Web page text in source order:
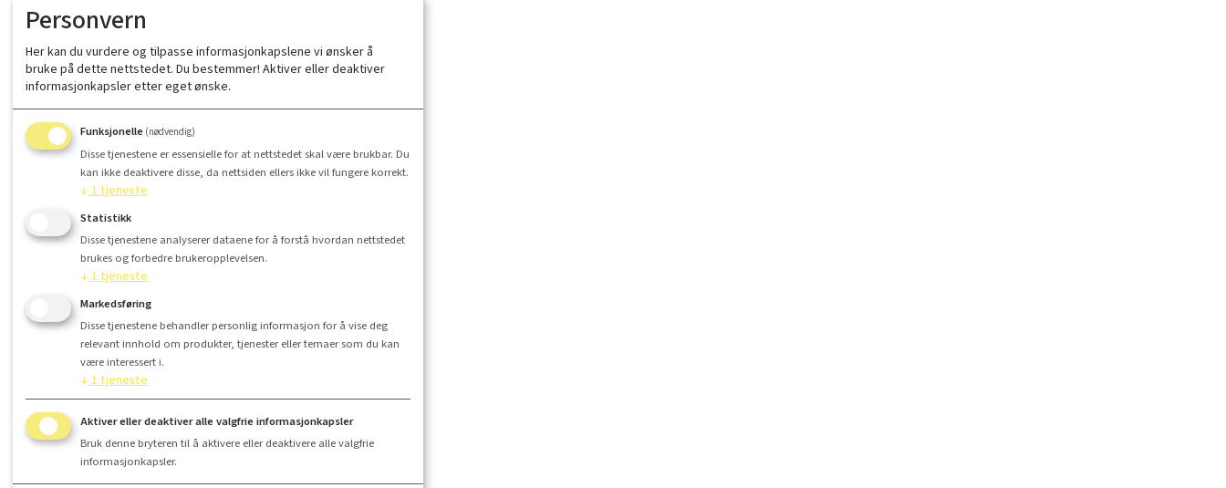
Personvern
Her kan du vurdere og tilpasse informasjonkapslene vi ønsker å
bruke på dette nettstedet. Du bestemmer! Aktiver eller deaktiver
informasjonkapsler etter eget ønske.
Funksjonelle (nødvendig)
Disse tjenestene er essensielle for at nettstedet skal være brukbar. Du
kan ikke deaktivere disse, da nettsiden ellers ikke vil fungere korrekt.
↓ 1tjeneste
Statistikk
Disse tjenestene analyserer dataene for å forstå hvordan nettstedet
brukes og forbedre brukeropplevelsen.
↓ 1tjeneste
Markedsføring
Disse tjenestene behandler personlig informasjon for å vise deg
relevant innhold om produkter, tjenester eller temaer som du kan
være interessert i.
↓ 1tjeneste
Aktiver eller deaktiver alle valgfrie informasjonkapsler
Bruk denne bryteren til å aktivere eller deaktivere alle valgfrie
informasjonkapsler.